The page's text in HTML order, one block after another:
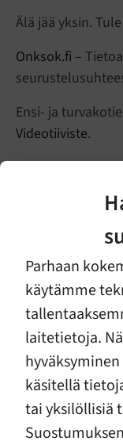
Parhaan
käytämme
laitetietoja.
käsitellä
tai yksilöllisiä
Älä jää yksin.
Onksok.fi –
Ensi- ja
Videotiiviste.
pelottaa -
Lyhyt lapsille ja
kotona tuntuu